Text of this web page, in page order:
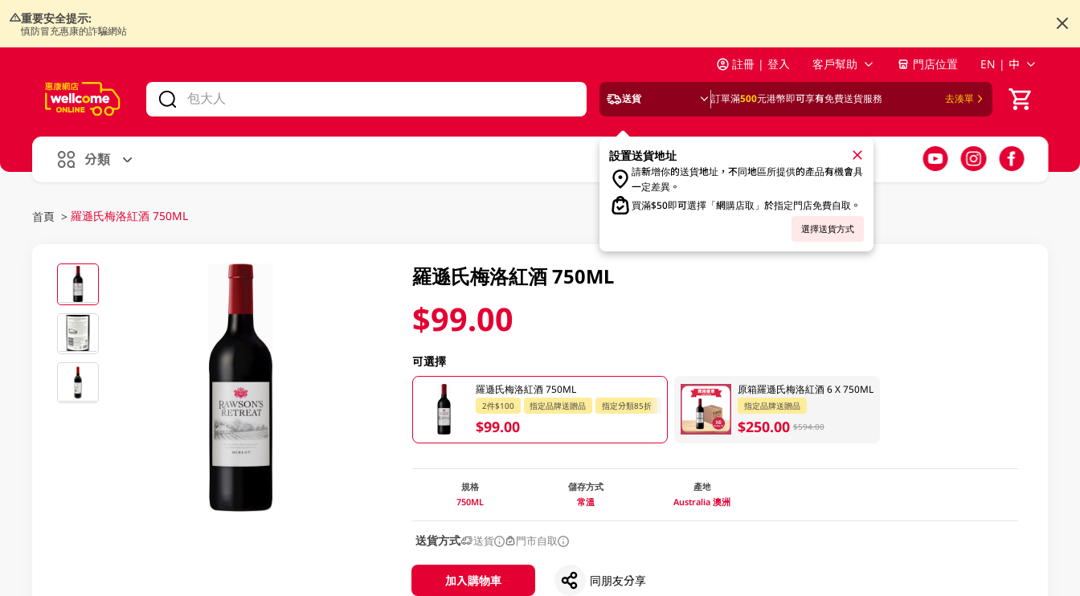
重要安全提示:
慎防冒充惠康的詐騙網站
註冊 | 登入 客戶幫助 門店位置 EN | 中
送貨 訂單滿500元港幣即可享有免費送貨服務 去湊單
設置送貨地址
請新增你的送貨地址，不同地區所提供的產品有機會具
一定差異。
買滿$50即可選擇「網購店取」於指定門店免費自取。
選擇送貨方式
分類
首頁 > 羅遜氏梅洛紅酒 750ML
羅遜氏梅洛紅酒 750ML
$99.00
可選擇
羅遜氏梅洛紅酒 750ML
2件$100 指定品牌送贈品 指定分類85折
$99.00
原箱羅遜氏梅洛紅酒 6 X 750ML
指定品牌送贈品
$250.00 $594.00
規格
750ML
儲存方式
常溫
產地
Australia 澳洲
送貨方式 送貨 門市自取
加入購物車 同朋友分享